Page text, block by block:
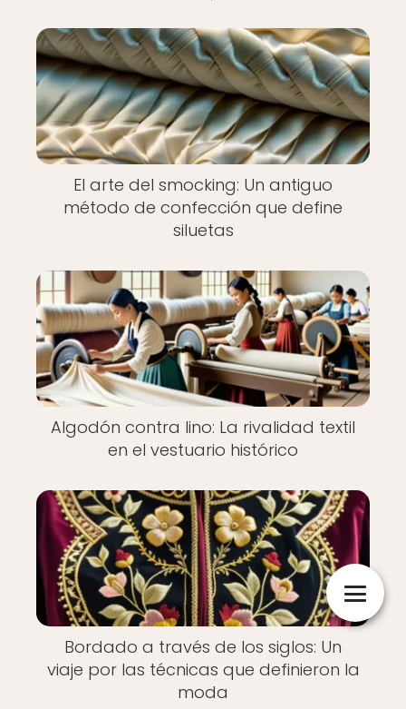
El arte del smocking: Un antiguo
método de confección que define
siluetas
Algodón contra lino: La rivalidad textil
en el vestuario histórico
Bordado a través de los siglos: Un
viaje por las técnicas que definieron la
moda